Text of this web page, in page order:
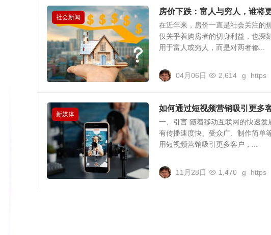
社会新闻
房价下跌：富人与穷人，谁将
在近年来，房价一直是社会关注的
仅关乎着购房者的切身利益，也深
用于富人或穷人，而是对两者都...
04月06日 2,614 g https
新媒体
如何通过短视频营销吸引更多
一、引言 随着移动互联网的快速
有传播速度快、受众广、制作简单
用短视频营销吸引更多客户，...
11月28日 1,470 g https